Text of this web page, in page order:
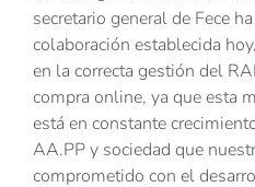
secretario general de Fece
colaboración establecida
en la correcta gestión del
compra online, ya que esta
está en constante
AA.PP y sociedad que
comprometido con el